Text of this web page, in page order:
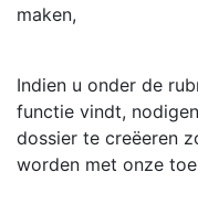
maken,
Indien u onder de
functie vindt,
dossier te creëeren
worden met onze